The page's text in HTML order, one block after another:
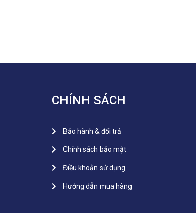
CHÍNH SÁCH
Bảo hành & đổi trả
Chính sách bảo mật
Điều khoản sử dụng
Hướng dẫn mua hàng